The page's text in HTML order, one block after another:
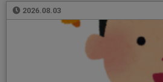
2026.08.03